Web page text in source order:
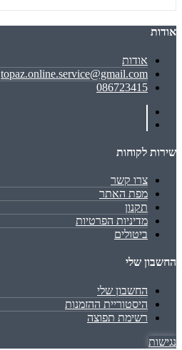
אודות
אודות
topaz.online.service@gmail.com
086723415
שירות לקוחות
צרו קשר
מפת האתר
תקנון
מדיניות הפרטיות
ביטולים
החשבון שלי
החשבון שלי
היסטוריית ההזמנות
רשימת תפוצה
נגישות